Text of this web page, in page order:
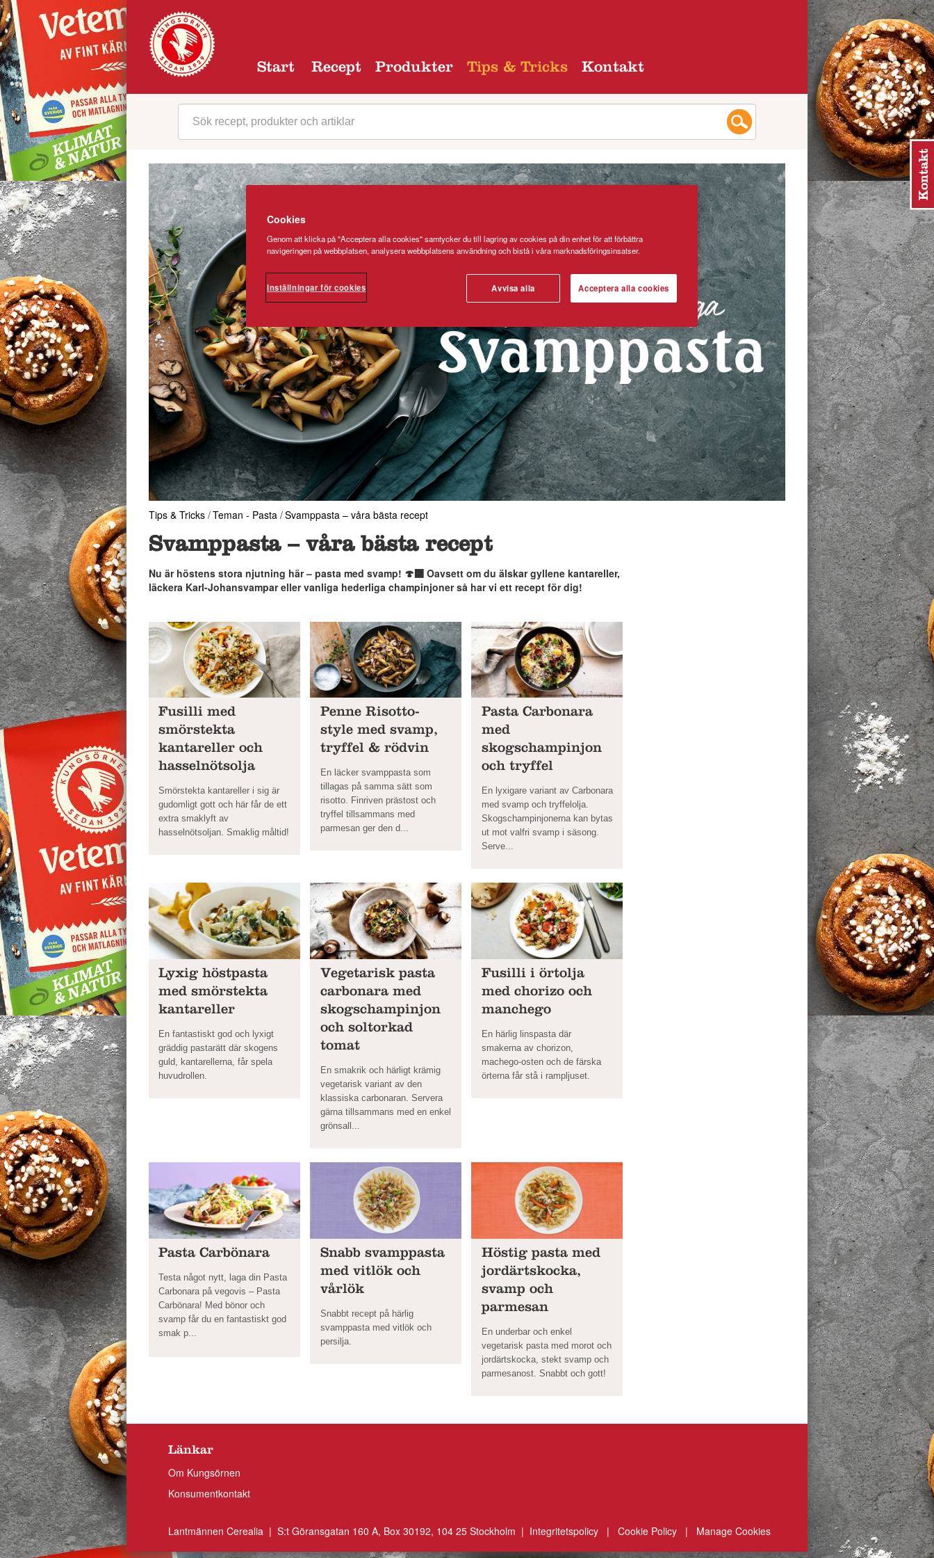
Start Recept Produkter Tips & Tricks Kontakt
Tips & Tricks /Teman - Pasta /Svamppasta – våra bästa recept
Svamppasta – våra bästa recept
Nu är höstens stora njutning här – pasta med svamp! 🍄‍🟫 Oavsett om du älskar gyllene kantareller,
läckera Karl-Johansvampar eller vanliga hederliga champinjoner så har vi ett recept för dig!
Fusilli med
smörstekta
kantareller och
hasselnötsolja
Smörstekta kantareller i sig är
gudomligt gott och här får de ett
extra smaklyft av
hasselnötsoljan. Smaklig måltid!
Penne Risotto-
style med svamp,
tryffel & rödvin
En läcker svamppasta som
tillagas på samma sätt som
risotto. Finriven prästost och
tryffel tillsammans med
parmesan ger den d...
Pasta Carbonara
med
skogschampinjon
och tryffel
En lyxigare variant av Carbonara
med svamp och tryffelolja.
Skogschampinjonerna kan bytas
ut mot valfri svamp i säsong.
Serve...
Lyxig höstpasta
med smörstekta
kantareller
En fantastiskt god och lyxigt
gräddig pastarätt där skogens
guld, kantarellerna, får spela
huvudrollen.
Vegetarisk pasta
carbonara med
skogschampinjon
och soltorkad
tomat
En smakrik och härligt krämig
vegetarisk variant av den
klassiska carbonaran. Servera
gärna tillsammans med en enkel
grönsall...
Fusilli i örtolja
med chorizo och
manchego
En härlig linspasta där
smakerna av chorizon,
machego-osten och de färska
örterna får stå i rampljuset.
Pasta Carbönara
Testa något nytt, laga din Pasta
Carbonara på vegovis – Pasta
Carbönara! Med bönor och
svamp får du en fantastiskt god
smak p...
Snabb svamppasta
med vitlök och
vårlök
Snabbt recept på härlig
svamppasta med vitlök och
persilja.
Höstig pasta med
jordärtskocka,
svamp och
parmesan
En underbar och enkel
vegetarisk pasta med morot och
jordärtskocka, stekt svamp och
parmesanost. Snabbt och gott!
Länkar
Om Kungsörnen
Konsumentkontakt
Lantmännen Cerealia | S:t Göransgatan 160 A, Box 30192, 104 25 Stockholm | Integritetspolicy | Cookie Policy| Manage Cookies
Cookies
Genom att klicka på "Acceptera alla cookies" samtycker du till lagring av cookies på din enhet för att förbättra
navigeringen på webbplatsen, analysera webbplatsens användning och bistå i våra marknadsföringsinsatser.
Inställningar för cookies Avvisa alla Acceptera alla cookies